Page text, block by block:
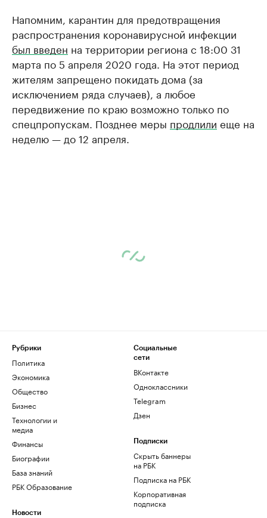
Напомним, карантин для предотвращения
распространения коронавирусной инфекции
был введен на территории региона с 18:00 31
марта по 5 апреля 2020 года. На этот период
жителям запрещено покидать дома (за
исключением ряда случаев), а любое
передвижение по краю возможно только по
спецпропускам. Позднее меры продлили еще на
неделю — до 12 апреля.
Рубрики
Политика
Экономика
Общество
Бизнес
Технологии и
медиа
Финансы
Биографии
База знаний
РБК Образование
Новости
Социальные
сети
ВКонтакте
Одноклассники
Telegram
Дзен
Подписки
Скрыть баннеры
на РБК
Подписка на РБК
Корпоративная
подписка